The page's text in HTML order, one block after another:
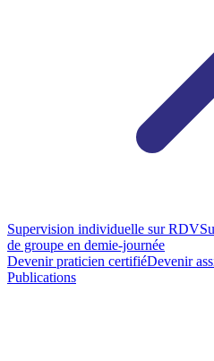
Supervision individuelle sur RDV
de groupe en demie-journée
Devenir praticien certifiéDevenir
Publications